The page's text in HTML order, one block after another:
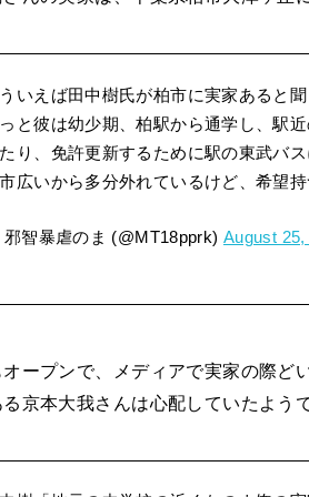
いえば田中樹氏が柏市に実家あると
と彼は幼少期、柏駅から通学し、駅
り、免許更新するために駅の東武バ
広いから多分外れているけど、希望
智暴虐のま (@MT18pprk) August 25,
オープンで、メディアで実家の際
る京本大我さんは心配していたよう